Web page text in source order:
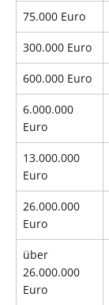
75.000 Euro
300.000 Euro
600.000 Euro
6.000.000
Euro
13.000.000
Euro
26.000.000
Euro
über
26.000.000
Euro